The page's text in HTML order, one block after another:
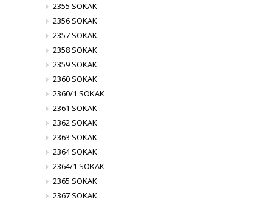
2355 SOKAK
2356 SOKAK
2357 SOKAK
2358 SOKAK
2359 SOKAK
2360 SOKAK
2360/1 SOKAK
2361 SOKAK
2362 SOKAK
2363 SOKAK
2364 SOKAK
2364/1 SOKAK
2365 SOKAK
2367 SOKAK